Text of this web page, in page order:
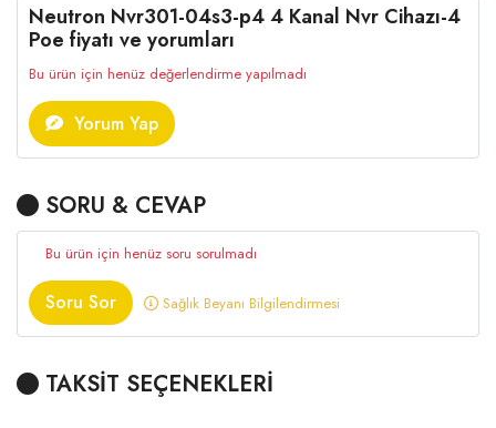
Neutron Nvr301-04s3-p4 4 Kanal Nvr Cihazı-4
Poe fiyatı ve yorumları
Bu ürün için henüz değerlendirme yapılmadı
Yorum Yap
SORU & CEVAP
Bu ürün için henüz soru sorulmadı
Soru Sor Sağlık Beyanı Bilgilendirmesi
TAKSİT SEÇENEKLERİ